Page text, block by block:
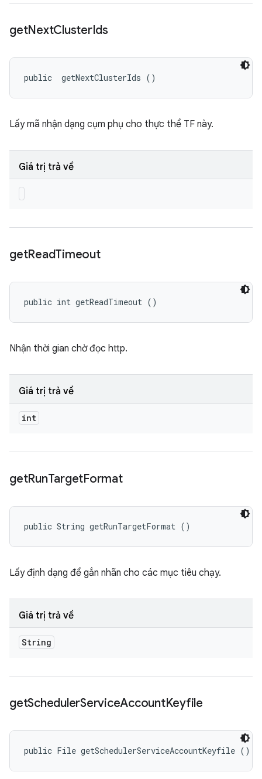
getNextClusterIds
public getNextClusterIds ()
Lấy mã nhận dạng cụm phụ cho thực thể TF này.
Giá trị trả về
getReadTimeout
public int getReadTimeout ()
Nhận thời gian chờ đọc http.
Giá trị trả về
int
getRunTargetFormat
public String getRunTargetFormat ()
Lấy định dạng để gắn nhãn cho các mục tiêu chạy.
Giá trị trả về
String
getSchedulerServiceAccountKeyfile
public File getSchedulerServiceAccountKeyfile ()